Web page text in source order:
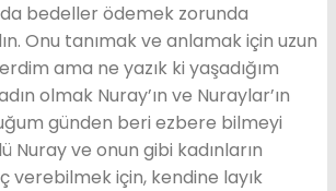
bedeller ödemek zorunda
Onu tanımak ve anlamak için uzun
ama ne yazık ki yaşadığım
olmak Nuray’ın ve Nuraylar’ın
günden beri ezbere bilmeyi
Nuray ve onun gibi kadınların
verebilmek için, kendine layık